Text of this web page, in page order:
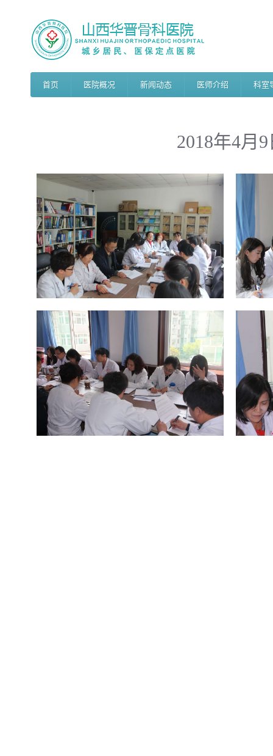
首页 医院概况 新闻动态 医师介绍 科室
2018年4月